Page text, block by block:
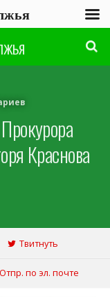
Краснова
Твитнуть
Отпр. по эл. почте